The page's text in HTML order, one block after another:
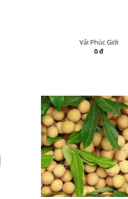
Vải Phúc Giới
0 đ